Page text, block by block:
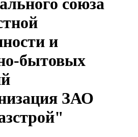
союза
и
бытовых
ЗАО